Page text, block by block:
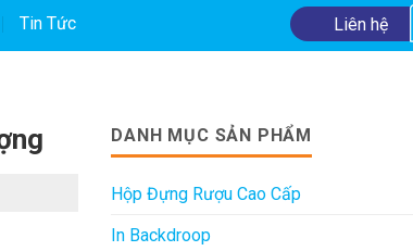
Tin Tức Liên hệ
DANH MỤC SẢN PHẨM
Hộp Đựng Rượu Cao Cấp
In Backdroop